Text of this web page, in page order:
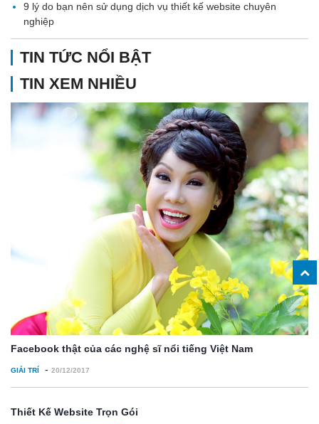
9 lý do bạn nên sử dụng dịch vụ thiết kế website chuyên
nghiệp
TIN TỨC NỔI BẬT
TIN XEM NHIỀU
Facebook thật của các nghệ sĩ nổi tiếng Việt Nam
GIẢI TRÍ - 20/12/2017
Thiết Kế Website Trọn Gói